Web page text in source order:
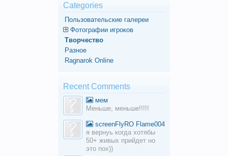
Categories
Пользовательские галереи
Фотографии игроков
Творчество
Разное
Ragnarok Online
Recent Comments
мем
Меньше, меньше!!!!!
screenFlyRO Flame004
я вернуь когда хотябы
50+ живых прийдет но
это пох))